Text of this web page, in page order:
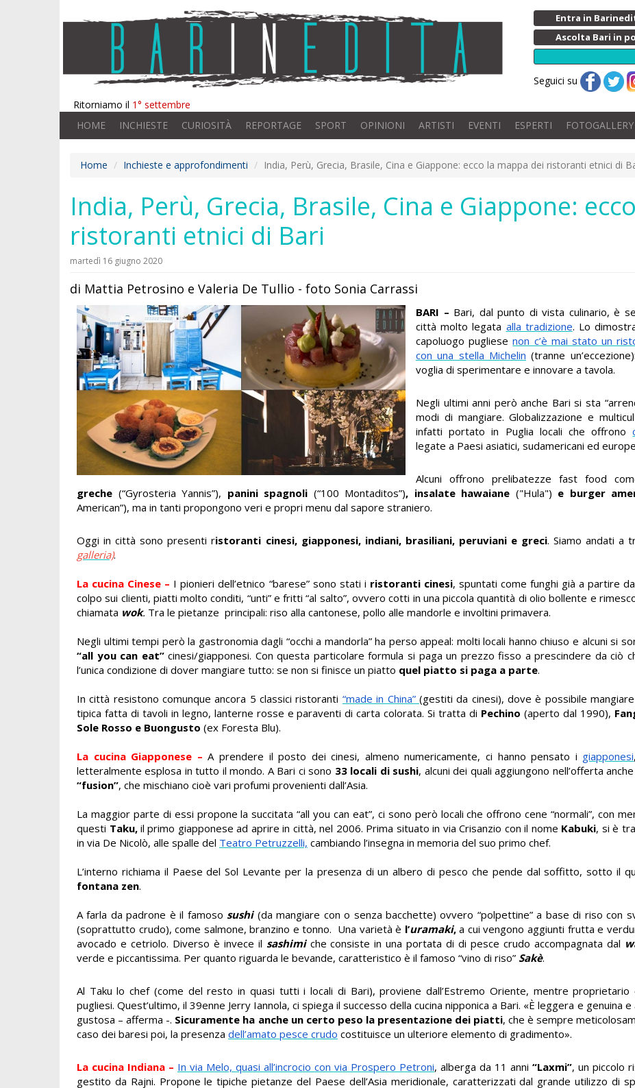
Ritorniamo il 1° settembre
Entra in
Ascolta Bari in
Seguici su
HOME INCHIESTE CURIOSITÀ REPORTAGE SPORT OPINIONI ARTISTI EVENTI ESPERTI FOTOGALLERY
Home Inchieste e approfondimenti India, Perù, Grecia, Brasile, Cina e Giappone: ecco la mappa dei ristoranti etnici di
India, Perù, Grecia, Brasile, Cina e Giappone:
ristoranti etnici di Bari
martedì 16 giugno 2020
di Mattia Petrosino e Valeria De Tullio - foto Sonia Carrassi
BARI – Bari, dal punto di vista culinario, è
città molto legata alla tradizione. Lo
capoluogo pugliesenon c’è mai stato un
con una stella Michelin (tranne
voglia di sperimentare e innovare a tavola.
Negli ultimi anni però anche Bari si sta
modi di mangiare. Globalizzazione e
infatti portato in Puglia locali che offrono
legate a Paesi asiatici, sudamericani ed
Alcuni offrono prelibatezze fast food
greche (“Gyrosteria Yannis”), panini spagnoli (“100 Montaditos”), insalate hawaiane ("Hula") e burger
American”), ma in tanti propongono veri e propri menu dal sapore straniero.
Oggi in città sono presenti ristoranti cinesi, giapponesi, indiani, brasiliani, peruviani e greci. Siamo andati a
galleria).
La cucina Cinese – I pionieri dell’etnico “barese” sono stati i ristoranti cinesi, spuntati come funghi già a partire
colpo sui clienti, piatti molto conditi, “unti” e fritti “al salto”, ovverocotti in una piccola quantità di olio bollente e
chiamata wok. Tra le pietanze principali: riso alla cantonese, pollo alle mandorle e involtini primavera.
Negli ultimi tempi però la gastronomia dagli “occhi a mandorla” ha perso appeal: molti locali hanno chiuso e alcuni si
“all you can eat”cinesi/giapponesi. Con questa particolare formula si paga un prezzo fisso a prescindere da ciò
l’unica condizione di dover mangiare tutto: se non si finisce un piatto quel piatto si paga a parte.
In città resistono comunque ancora 5 classici ristoranti “made in China” (gestiti da cinesi), dove è possibile mangiare
tipica fatta di tavoli in legno, lanterne rosse e paraventi di carta colorata. Si tratta di Pechino (aperto dal 1990),
Sole Rosso e Buongusto (ex Foresta Blu).
La cucina Giapponese –A prendere il posto dei cinesi, almeno numericamente, ci hanno pensato i giapponesi
letteralmente esplosa in tutto il mondo. A Bari ci sono 33 locali di sushi, alcuni dei quali aggiungono nell’offerta
“fusion”, che mischiano cioè vari profumi provenienti dall’Asia.
La maggior parte di essi propone la succitata “all you can eat”, ci sono però locali che offrono cene “normali”, con
questi Taku,il primo giapponese ad aprire in città, nel 2006. Prima situato in via Crisanzio con il nome Kabuki, si è
in via De Nicolò, alle spalle del Teatro Petruzzelli, cambiando l’insegna in memoria del suo primo chef.
L’interno richiama il Paese del Sol Levante per la presenza di un albero di pesco che pende dal soffitto, sotto il
fontana zen.
A farla da padrone è il famoso sushi (da mangiare con o senza bacchette) ovvero “polpettine” a base di riso con
(soprattutto crudo), come salmone, branzino e tonno. Una varietà è l’uramaki,a cui vengono aggiunti frutta e
avocado e cetriolo. Diverso è invece il sashimi che consiste in una portata di di pesce crudo accompagnata dal
verde e piccantissima. Per quanto riguarda le bevande, caratteristico è il famoso “vino di riso” Sakè.
Al Taku lo chef (come del resto in quasi tutti i locali di Bari), proviene dall’Estremo Oriente, mentre
pugliesi. Quest’ultimo, il 39enne Jerry Iannola, ci spiega il successo della cucina nipponica a Bari. «È leggera e genuina
gustosa – afferma -. Sicuramente ha anche un certo peso la presentazione dei piatti, che è sempre
caso dei baresi poi, la presenza dell’amato pesce crudo costituisce un ulteriore elemento di gradimento».
La cucina Indiana – In via Melo, quasi all’incrocio con via Prospero Petroni, alberga da 11 anni “Laxmi”, un piccolo
gestito da Rajni. Propone le tipiche pietanze del Paese dell’Asia meridionale, caratterizzati dal grande utilizzo di